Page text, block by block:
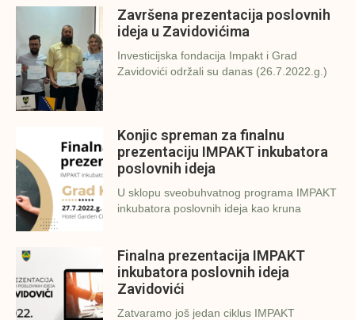
Završena prezentacija poslovnih
ideja u Zavidovićima
Investicijska fondacija Impakt i Grad
Zavidovići održali su danas (26.7.2022.g.)
Konjic spreman za finalnu
prezentaciju IMPAKT inkubatora
poslovnih ideja
U sklopu sveobuhvatnog programa IMPAKT
inkubatora poslovnih ideja kao kruna
Finalna prezentacija IMPAKT
inkubatora poslovnih ideja
Zavidovići
Zatvaramo još jedan ciklus IMPAKT